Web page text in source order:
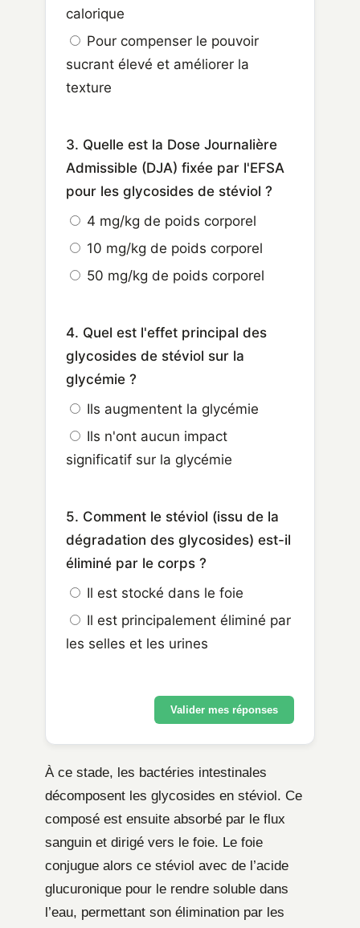
calorique
Pour compenser le pouvoir
sucrant élevé et améliorer la
texture
3. Quelle est la Dose Journalière
Admissible (DJA) fixée par l'EFSA
pour les glycosides de stéviol ?
4 mg/kg de poids corporel
10 mg/kg de poids corporel
50 mg/kg de poids corporel
4. Quel est l'effet principal des
glycosides de stéviol sur la
glycémie ?
Ils augmentent la glycémie
Ils n'ont aucun impact
significatif sur la glycémie
5. Comment le stéviol (issu de la
dégradation des glycosides) est-il
éliminé par le corps ?
Il est stocké dans le foie
Il est principalement éliminé par
les selles et les urines
Valider mes réponses
À ce stade, les bactéries intestinales
décomposent les glycosides en stéviol. Ce
composé est ensuite absorbé par le flux
sanguin et dirigé vers le foie. Le foie
conjugue alors ce stéviol avec de l’acide
glucuronique pour le rendre soluble dans
l’eau, permettant son élimination par les